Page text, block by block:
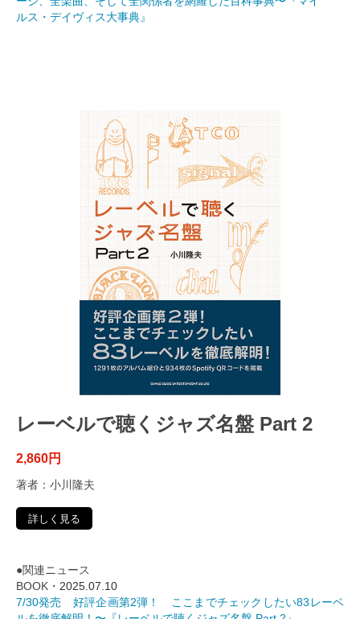
ルス・デイヴィス大事典』
レーベルで聴くジャズ名盤 Part 2
2,860円
著者：小川隆夫
詳しく見る
●関連ニュース
BOOK・ 2025.07.10
7/30発売 好評企画第2弾！ ここまでチェックしたい83レーベ